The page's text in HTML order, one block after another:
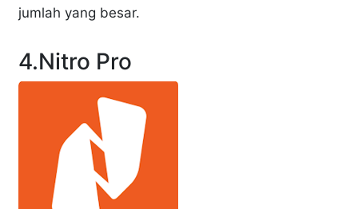
jumlah yang besar.
4.Nitro Pro